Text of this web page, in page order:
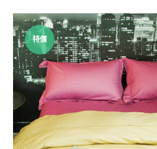
特價